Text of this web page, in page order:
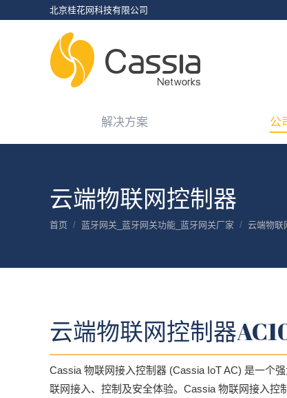
北京桂花网科技有限公司
解决方案 公
云端物联网控制器
您在这里：
首页 蓝牙网关_蓝牙网关功能_蓝牙网关厂家 云端物联
云端物联网控制器
Cassia 物联网接入控制器 (Cassia IoT AC) 是一个
联网接入、控制及安全体验。Cassia 物联网接入控
解决方案 公